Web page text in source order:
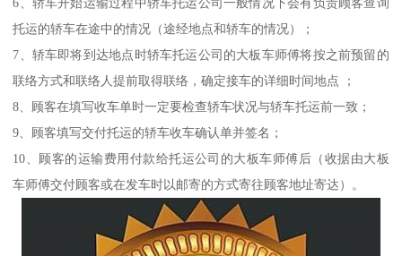
托运的轿车在途中的情况（途经地点和轿车的情况）；
7、轿车即将到达地点时轿车托运公司的大板车师傅将按之前预留的
联络方式和联络人提前取得联络，确定接车的详细时间地点 ；
8、顾客在填写收车单时一定要检查轿车状况与轿车托运前一致；
9、顾客填写交付托运的轿车收车确认单并签名；
10、顾客的运输费用付款给托运公司的大板车师傅后（收据由大板
车师傅交付顾客或在发车时以邮寄的方式寄往顾客地址寄达）。